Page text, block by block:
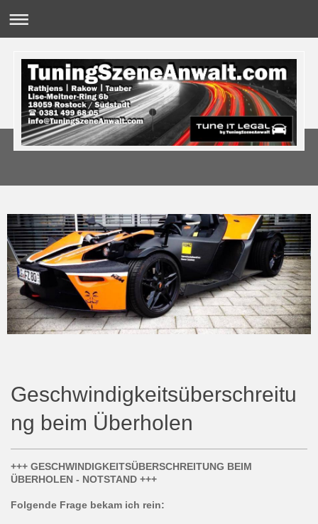
Geschwindigkeitsüberschreitu
ng beim Überholen
+++ GESCHWINDIGKEITSÜBERSCHREITUNG BEIM
ÜBERHOLEN - NOTSTAND +++
Folgende Frage bekam ich rein: